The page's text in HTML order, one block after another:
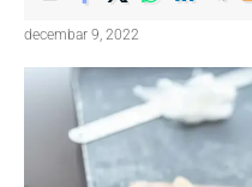
decembar 9, 2022